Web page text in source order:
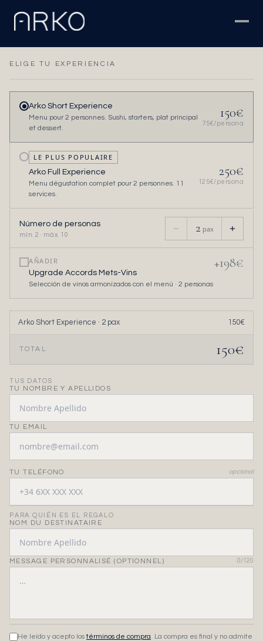
ELIGE TU EXPERIENCIA
Arko Short Experience
Menu pour 2 personnes. Sushi, starters, plat principal
et dessert.
150€
75€/persona
LE PLUS POPULAIRE
Arko Full Experience
Menu dégustation complet pour 2 personnes. 11
services.
250€
125€/persona
Número de personas
mín. 2 · máx. 10 2 pax
AÑADIR
Upgrade Accords Mets-Vins
Selección de vinos armonizados con el menú · 2 personas
+198€
Arko Short Experience · 2 pax 150€
TOTAL 150€
TUS DATOS
TU NOMBRE Y APELLIDOS
TU EMAIL
TU TELÉFONO opcional
PARA QUIÉN ES EL REGALO
NOM DU DESTINATAIRE
MESSAGE PERSONNALISÉ (OPTIONNEL) 0/120
He leído y acepto lostérminos de compra. La compra es final y no admite